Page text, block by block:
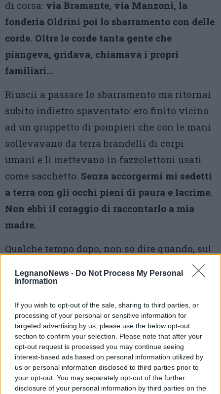
LegnanoNews - Do Not Process My Personal
Information
If you wish to opt-out of the sale, sharing to third parties, or
processing of your personal or sensitive information for
targeted advertising by us, please use the below opt-out
section to confirm your selection. Please note that after your
opt-out request is processed you may continue seeing
interest-based ads based on personal information utilized by
us or personal information disclosed to third parties prior to
your opt-out. You may separately opt-out of the further
disclosure of your personal information by third parties on the
di corsa: via Bramante, via Manzoni, la
fonderia Oldrini poi lo sbarramento con delle
corde. Oltre le corde tanta gente che
piangeva, gridava, chiamava i propri
familiari…
Riuscii a passare lo sbarramento ma ritornai
subito indietro spaventato: ero finito vicino
ad un gruppetto di pompieri che con le mani
sollevavano da terra brandelli di corpi
umani e li mettevano in fazzolettoni usati
come sacchetto. Senza accorgermi mi sedetti
a terra con gli occhi pieni di paura e lacrime.
Non ebbi il coraggio di raccontarlo a mia
madre.
Qualche tempo dopo, non so dire quando, sul
luogo dove era caduta la bomba venne eretto
una specie di monumentino credo in legno
benedire il luogo venne l’allora parroco di
Legnanello don Luigi Contardi in cotta e
stola con alcuni chierichetti con l’aspersorio
e la croce astile. Io ero uno di quei
chierichetti.